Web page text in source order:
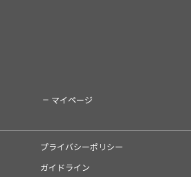
マイページ
プライバシーポリシー
ガイドライン